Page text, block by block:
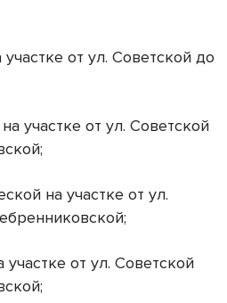
от ул. Советской до
участке от ул. Советской
на участке от ул.
от ул. Советской